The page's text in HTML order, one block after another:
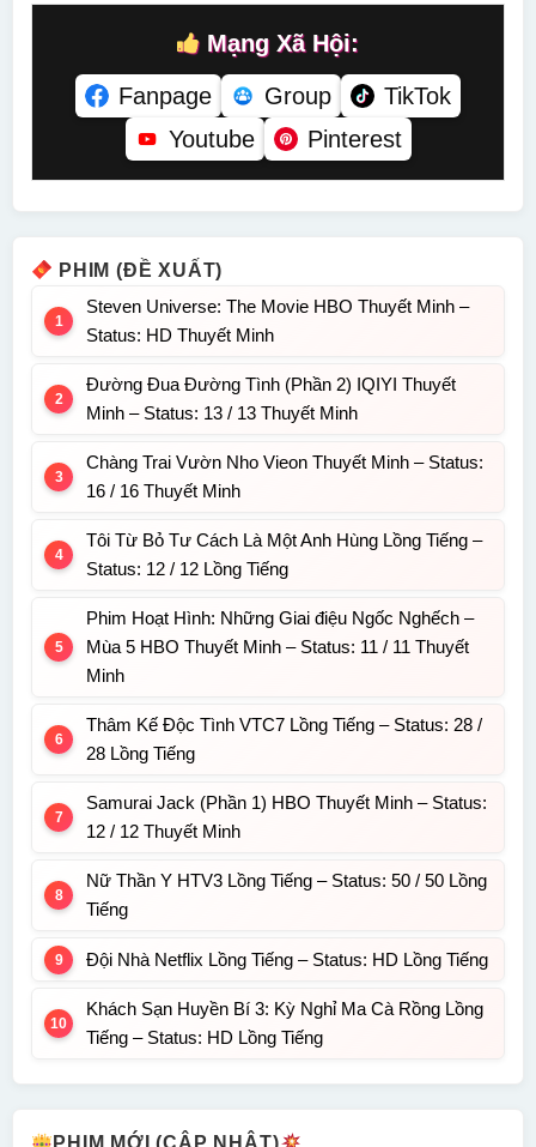
Mạng Xã Hội:
Fanpage
Group
TikTok
Youtube
Pinterest
PHIM (ĐỀ XUẤT)
Steven Universe: The Movie HBO Thuyết Minh –
Status: HD Thuyết Minh
Đường Đua Đường Tình (Phần 2) IQIYI Thuyết
Minh – Status: 13 / 13 Thuyết Minh
Chàng Trai Vườn Nho Vieon Thuyết Minh – Status:
16 / 16 Thuyết Minh
Tôi Từ Bỏ Tư Cách Là Một Anh Hùng Lồng Tiếng –
Status: 12 / 12 Lồng Tiếng
Phim Hoạt Hình: Những Giai điệu Ngốc Nghếch –
Mùa 5 HBO Thuyết Minh – Status: 11 / 11 Thuyết
Minh
Thâm Kế Độc Tình VTC7 Lồng Tiếng – Status: 28 /
28 Lồng Tiếng
Samurai Jack (Phần 1) HBO Thuyết Minh – Status:
12 / 12 Thuyết Minh
Nữ Thần Y HTV3 Lồng Tiếng – Status: 50 / 50 Lồng
Tiếng
Đội Nhà Netflix Lồng Tiếng – Status: HD Lồng Tiếng
Khách Sạn Huyền Bí 3: Kỳ Nghỉ Ma Cà Rồng Lồng
Tiếng – Status: HD Lồng Tiếng